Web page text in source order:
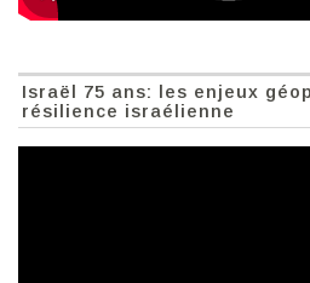
Israël 75 ans: les enjeux
résilience israélienne